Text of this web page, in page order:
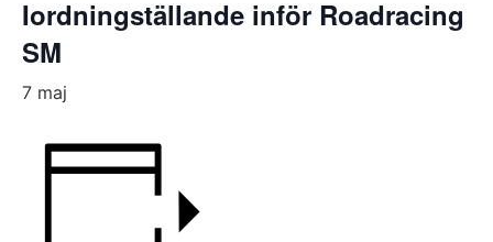
Iordningställande inför Roadracing
SM
7 maj